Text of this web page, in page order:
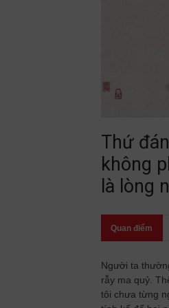
Thứ
không
là lòng
Quan điểm
Người ta
rẫy ma quỷ.
tôi chưa từng